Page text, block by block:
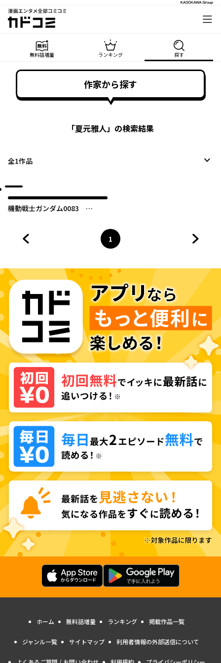
漫画エンタメ全部コミコミ
カドコミ
無料話増量 ランキング 探す
作家から探す
「夏元雅人」の検索結果
全1作品
機動戦士ガンダム0083
ページ
1
へ
ホーム 無料話増量 ランキング 掲載作品一覧
ジャンル一覧 サイトマップ 利用者情報の外部送信について